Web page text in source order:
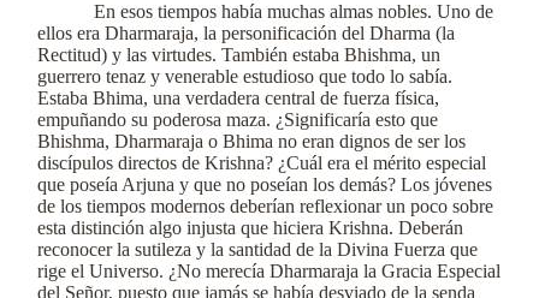
En esos tiempos había muchas almas nobles. Uno de
ellos era Dharmaraja, la personificación del Dharma (la
Rectitud) y las virtudes. También estaba Bhishma, un
guerrero tenaz y venerable estudioso que todo lo sabía.
Estaba Bhima, una verdadera central de fuerza física,
empuñando su poderosa maza. ¿Significaría esto que
Bhishma, Dharmaraja o Bhima no eran dignos de ser los
discípulos directos de Krishna? ¿Cuál era el mérito especial
que poseía Arjuna y que no poseían los demás? Los jóvenes
de los tiempos modernos deberían reflexionar un poco sobre
esta distinción algo injusta que hiciera Krishna. Deberán
reconocer la sutileza y la santidad de la Divina Fuerza que
rige el Universo. ¿No merecía Dharmaraja la Gracia Especial
del Señor, puesto que jamás se había desviado de la senda